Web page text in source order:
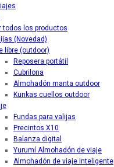
todos los productos
(Novedad)
libre (outdoor)
Reposera portátil
Cubrilona
Almohadón manta outdoor
Kunkas cuellos outdoor
Fundas para valijas
Precintos X10
Balanza digital
Yurumí Almohadón de viaje
Almohadón de viaje Inteligente